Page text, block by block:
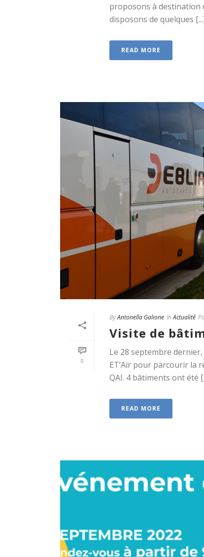
proposons à destination
disposons de quelques
READ MORE
0
ByAntonella Galione In Actualité
Visite de
Le 28 septembre
ET’Air pour parcourir la
QAI. 4 bâtiments ont été
READ MORE